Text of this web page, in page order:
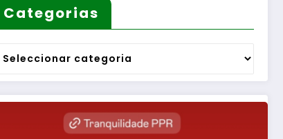
Categorias